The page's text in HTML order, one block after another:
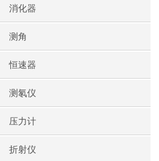
消化器
测角
恒速器
测氡仪
压力计
折射仪